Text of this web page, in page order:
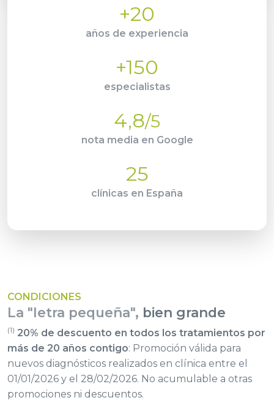
+20
años de experiencia
+150
especialistas
4,8/5
nota media en Google
25
clínicas en España
CONDICIONES
La "letra pequeña", bien grande
(1) 20% de descuento en todos los tratamientos por
más de 20 años contigo: Promoción válida para
nuevos diagnósticos realizados en clínica entre el
01/01/2026 y el 28/02/2026. No acumulable a otras
promociones ni descuentos.